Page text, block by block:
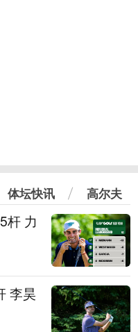
体坛快讯 高尔夫
杆 力
李昊